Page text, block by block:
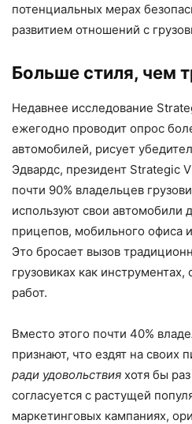
потенциальных мерах
развитием отношений с
Больше стиля, чем
Недавнее исследование
ежегодно проводит опрос
автомобилей, рисует
Эдвардс, президент Strategic
почти 90% владельцев
используют свои автомобили
прицепов, мобильного офиса
Это бросает вызов
грузовиках как
работ.
Вместо этого почти 40%
признают, что ездят на своих
ради удовольствия хотя бы
согласуется с растущей
маркетинговых кампаниях,